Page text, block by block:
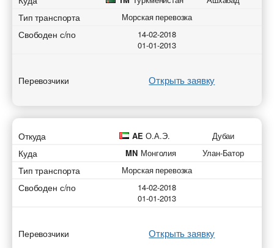
* - обязательное поле
Отправить
* - обязательное поле
Отправить
Тип транспорта Морская перевозка
Свободен с/по
14-02-2018
01-01-2013
Перевозчики Открыть заявку
Откуда AE О.А.Э. Дубаи
Куда MN Монголия Улан-Батор
Тип транспорта Морская перевозка
Свободен с/по
14-02-2018
01-01-2013
Перевозчики Открыть заявку
Отправить
Отправить